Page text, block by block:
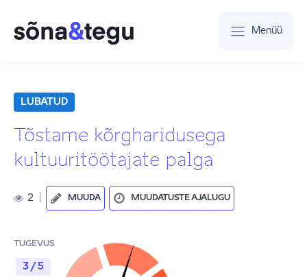
Menüü
LUBATUD
Tõstame kõrgharidusega
kultuuritöötajate palga
2 MUUDA MUUDATUSTE AJALUGU
TUGEVUS
3 / 5